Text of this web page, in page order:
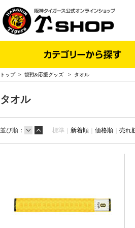
トップ> 観戦&応援グッズ > タオル
タオル
並び順： 標準｜ 新着順 ｜ 価格順 ｜ 売れ